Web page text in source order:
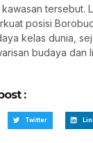
tersebut.
posisi
kelas dunia,
budaya dan
:
Twitter